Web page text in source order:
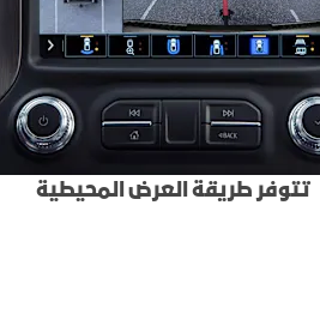
تتوفر طريقة العرض المحيطية